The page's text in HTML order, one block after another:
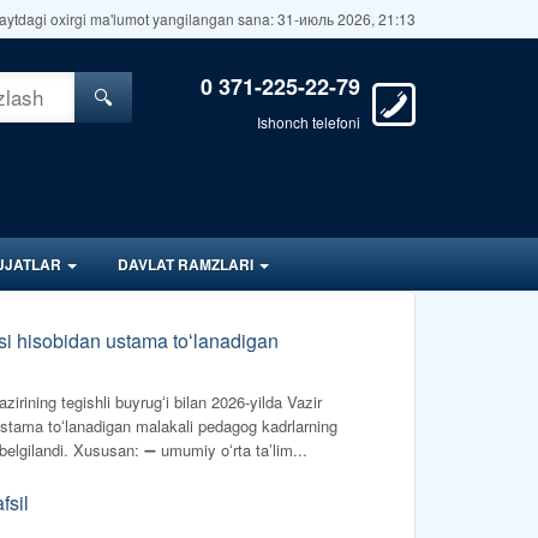
oxirgi ma'lumot yangilangan sana: 31-июль 2026, 21:13
0 371-225-22-79
Ishonch telefoni
🔍
DAVLAT RAMZLARI
hisobidan ustama toʻlanadigan
tegishli buyrugʻi bilan 2026-yilda Vazir
toʻlanadigan malakali pedagog kadrlarning
Xususan: ➖ umumiy oʻrta taʼlim...